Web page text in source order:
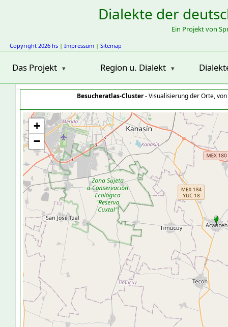
Dialekte der
Ein Projekt von
Copyright 2026 hs | Impressum | Sitemap
Das Projekt Region u. Dialekt
Besucheratlas-Cluster- Visualisierung der Orte,
+
−